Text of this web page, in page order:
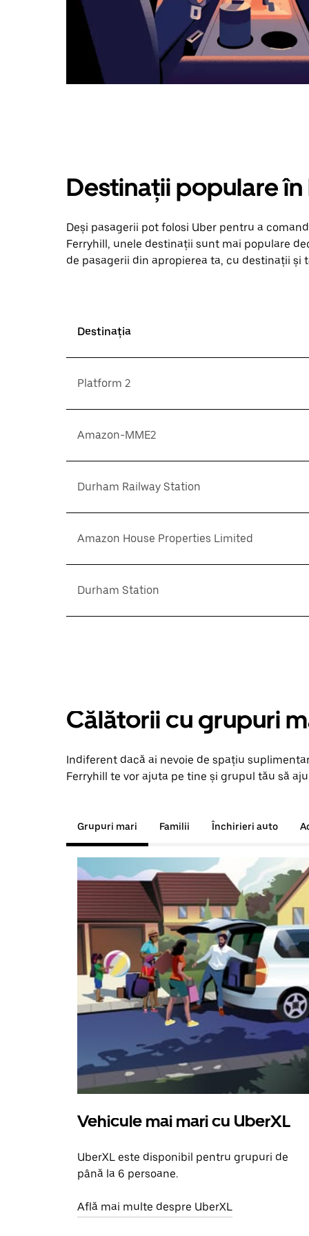
Destinații populare în
Deși pasagerii pot folosi Uber pentru a
Ferryhill, unele destinații sunt mai populare
de pasagerii din apropierea ta, cu destinații și
Destinația
Platform 2
Amazon-MME2
Durham Railway Station
Amazon House Properties Limited
Durham Station
Călătorii cu grupuri
Indiferent dacă ai nevoie de spațiu
Ferryhill te vor ajuta pe tine și grupul tău să
Grupuri mari Familii Închirieri auto
Vehicule mai mari cu UberXL
UberXL este disponibil pentru grupuri de
până la 6 persoane.
Află mai multe despre UberXL